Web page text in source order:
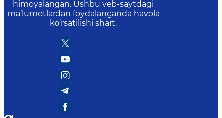
himoyalangan. Ushbu veb-saytdagi
ma’lumotlardan foydalanganda havola
ko‘rsatilishi shart.